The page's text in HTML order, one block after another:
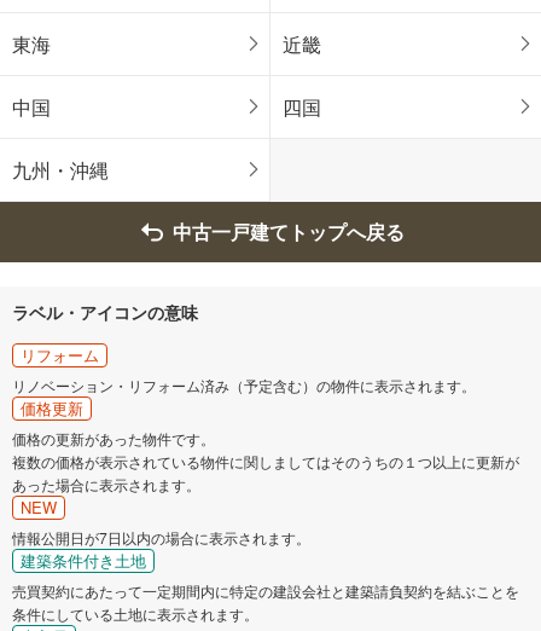
東海 近畿
中国 四国
九州・沖縄
中古一戸建てトップへ戻る
ラベル・アイコンの意味
リフォーム
リノベーション・リフォーム済み（予定含む）の物件に表示されます。
価格更新
価格の更新があった物件です。
複数の価格が表示されている物件に関しましてはそのうちの１つ以上に更新が
あった場合に表示されます。
NEW
情報公開日が7日以内の場合に表示されます。
建築条件付き土地
売買契約にあたって一定期間内に特定の建設会社と建築請負契約を結ぶことを
条件にしている土地に表示されます。